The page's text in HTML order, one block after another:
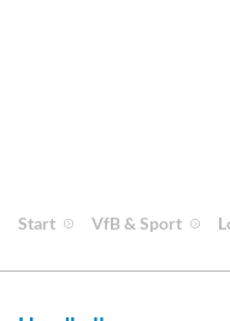
Start VfB & Sport